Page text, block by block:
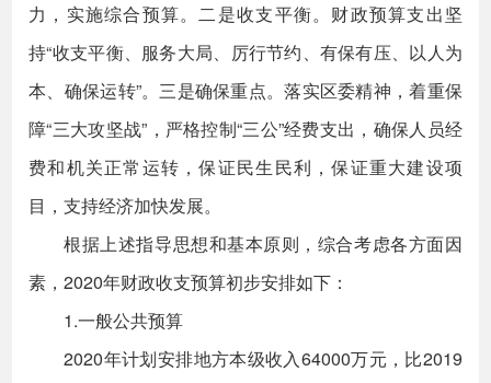
力，实施综合预算。二是收支平衡。财政预算支出坚
持“收支平衡、服务大局、厉行节约、有保有压、以人为
本、确保运转”。三是确保重点。落实区委精神，着重保
障“三大攻坚战”，严格控制“三公”经费支出，确保人员经
费和机关正常运转，保证民生民利，保证重大建设项
目，支持经济加快发展。
根据上述指导思想和基本原则，综合考虑各方面因
素，2020年财政收支预算初步安排如下：
1.一般公共预算
2020年计划安排地方本级收入64000万元，比2019